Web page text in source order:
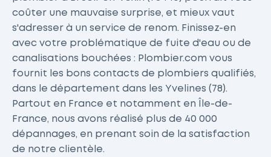
coûter une mauvaise surprise, et mieux vaut
s'adresser à un service de renom. Finissez-en
avec votre problématique de fuite d'eau ou de
canalisations bouchées : Plombier.com vous
fournit les bons contacts de plombiers qualifiés,
dans le département dans les Yvelines (78).
Partout en France et notamment en Île-de-
France, nous avons réalisé plus de 40 000
dépannages, en prenant soin de la satisfaction
de notre clientèle.